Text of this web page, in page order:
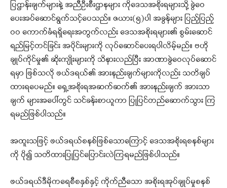
ပြဌာန်းချက်များနဲ့ အညီဦးစီးဌာနများ ကိုဒေသအစိုးရများသို့ ခွဲဝေ
ပေးအပ်ဆောင်ရွက်သင့်ပေသည်။ ဇယား(၅)ပါ အခွန်များ ပြည့်ပြည့်
ဝဝ ကောက်ခံရရှိရေးအတွက်လည်း ဒေသအစိုးရများ၏ စွမ်းဆောင်
ရည်မြင့်တင်ခြင်း အပိုင်းများကို လုပ်ဆောင်ပေးရပါလိမ့်မည်။ ဗဟို
ချုပ်ကိုင်မှု၏ ဆိုးကျိုးများကို သိနားလည်ပြီး အာဏာခွဲဝေလုပ်ဆောင်
ရမှာ ဖြစ်သလို ဖယ်ဒရယ်၏ အားနည်းချက်များကိုလည်း သတိချပ်
ထားရပေမည်။ ရှေ့အစိုးရအဆက်ဆက်၏ အားနည်းချက် အားသာ
ချက် များအပေါ်တွင် သင်ခန်းစာယူကာ ပြုပြင်တည်ဆောက်သွား ကြ
ရမည်ဖြစ်ပါသည်။
အထူးသဖြင့် ဖယ်ဒရယ်စနစ်ဖြစ်သောကြောင့် ဒေသအစိုးရစနစ်များ
ကို ပို၍ သတိထားပြုပြင်ပြောင်းလဲကြရမည်ဖြစ်ပါသည်။
ဖယ်ဒရယ်ဒီမိုကရေစီစနှစ်နှင့် ကိုက်ညီသော အစိုးရအုပ်ချုပ်မှုစနစ်